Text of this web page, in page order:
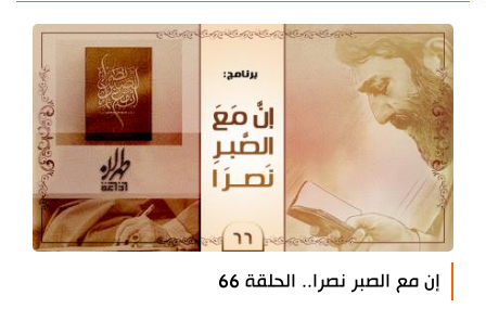
إن مع الصبر نصرا.. الحلقة 66